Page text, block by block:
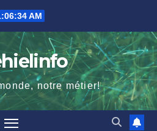
AM
notre métier!